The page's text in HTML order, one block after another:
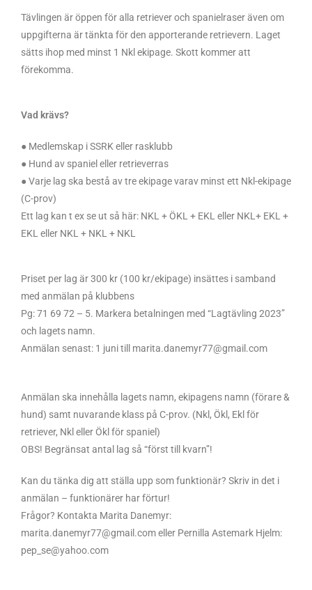
Tävlingen är öppen för alla retriever och spanielraser även om
uppgifterna är tänkta för den apporterande retrievern. Laget
sätts ihop med minst 1 Nkl ekipage. Skott kommer att
förekomma.
Vad krävs?
● Medlemskap i SSRK eller rasklubb
● Hund av spaniel eller retrieverras
● Varje lag ska bestå av tre ekipage varav minst ett Nkl-ekipage
(C-prov)
Ett lag kan t ex se ut så här: NKL + ÖKL + EKL eller NKL+ EKL +
EKL eller NKL + NKL + NKL
Priset per lag är 300 kr (100 kr/ekipage) insättes i samband
med anmälan på klubbens
Pg: 71 69 72 – 5. Markera betalningen med “Lagtävling 2023”
och lagets namn.
Anmälan senast: 1 juni till marita.danemyr77@gmail.com
Anmälan ska innehålla lagets namn, ekipagens namn (förare &
hund) samt nuvarande klass på C-prov. (Nkl, Ökl, Ekl för
retriever, Nkl eller Ökl för spaniel)
OBS! Begränsat antal lag så “först till kvarn”!
Kan du tänka dig att ställa upp som funktionär? Skriv in det i
anmälan – funktionärer har förtur!
Frågor? Kontakta Marita Danemyr:
marita.danemyr77@gmail.com eller Pernilla Astemark Hjelm:
pep_se@yahoo.com